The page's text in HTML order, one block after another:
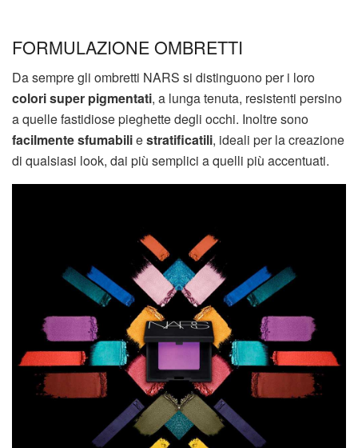
FORMULAZIONE OMBRETTI
Da sempre gli ombretti NARS si distinguono per i loro
colori super pigmentati, a lunga tenuta, resistenti persino
a quelle fastidiose pieghette degli occhi. Inoltre sono
facilmente sfumabiliestratificatili, ideali per la creazione
di qualsiasi look, dai più semplici a quelli più accentuati.